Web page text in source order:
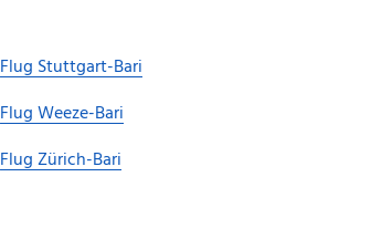
Flug Stuttgart-Bari
Flug Weeze-Bari
Flug Zürich-Bari